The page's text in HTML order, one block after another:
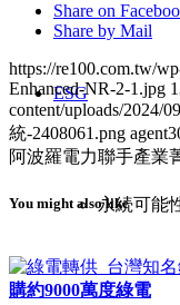
ESG
永続可能
Share on
Share by Mail
https://re100.com.tw/
Enhanced-NR-2-1.jpg
content/uploads/
統-2408061.png
阿波羅電力聯手產業
You might also like
購約9000萬度綠電